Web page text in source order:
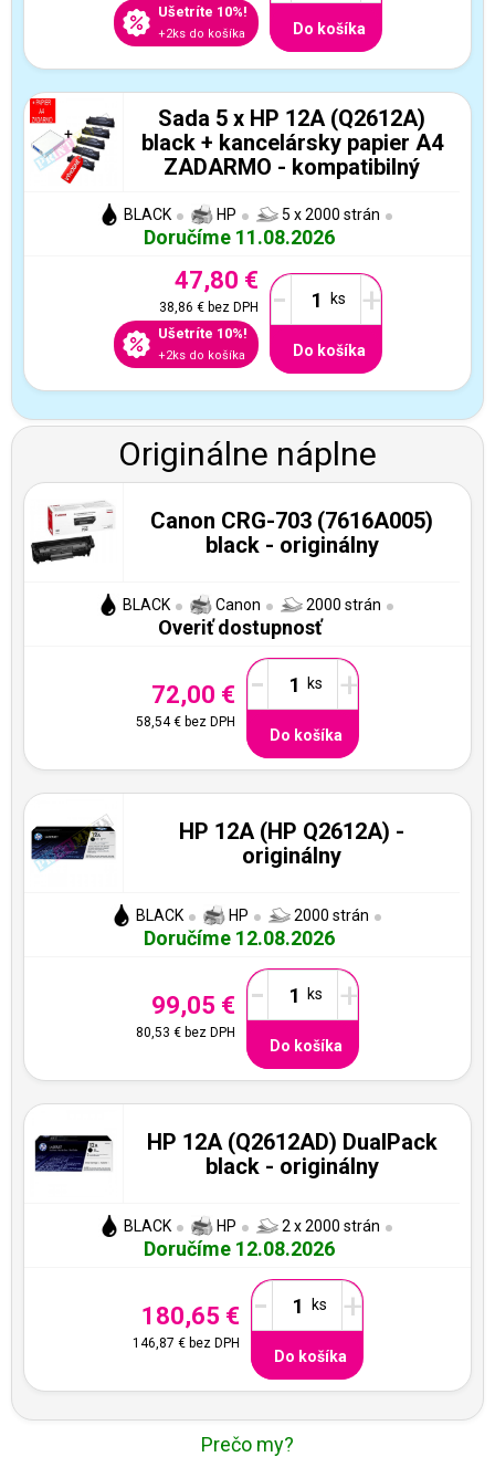
Ušetríte 10%!
+2ks do košíka Do košíka
Sada 5 x HP 12A (Q2612A)
black + kancelársky papier A4
ZADARMO - kompatibilný
BLACK HP 5 x 2000 strán
Doručíme 11.08.2026
47,80 €
38,86 €bez DPH
Ušetríte 10%!
+2ks do košíka
- +
Do košíka
Originálne náplne
Canon CRG-703 (7616A005)
black - originálny
BLACK Canon 2000 strán
Overiť dostupnosť
72,00 €
58,54 € bez DPH
- +
Do košíka
HP 12A (HP Q2612A) -
originálny
BLACK HP 2000 strán
Doručíme 12.08.2026
99,05 €
80,53 € bez DPH
- +
Do košíka
HP 12A (Q2612AD) DualPack
black - originálny
BLACK HP 2 x 2000 strán
Doručíme 12.08.2026
180,65 €
146,87 €bez DPH
- +
Do košíka
Prečo my?